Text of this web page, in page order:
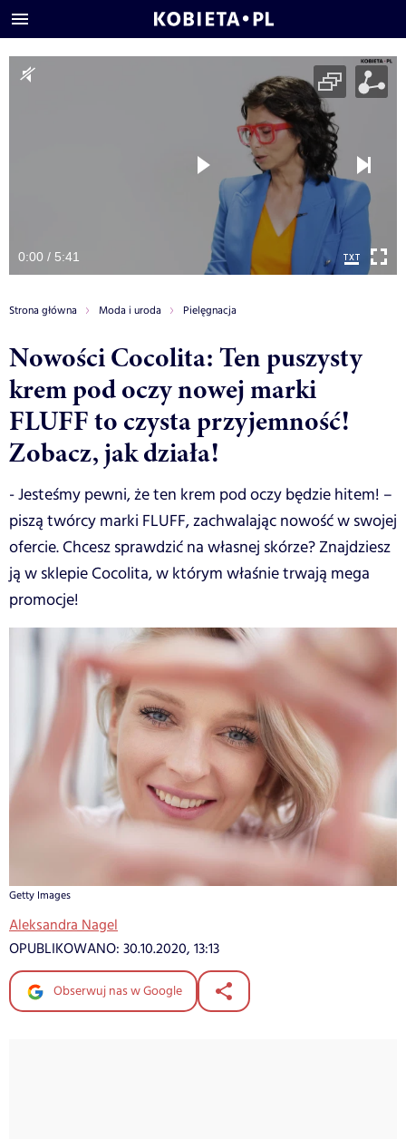
0:00 / 5:41
Strona główna Moda i uroda Pielęgnacja
Nowości Cocolita: Ten puszysty
krem pod oczy nowej marki
FLUFF to czysta przyjemność!
Zobacz, jak działa!
- Jesteśmy pewni, że ten krem pod oczy będzie hitem! –
piszą twórcy marki FLUFF, zachwalając nowość w swojej
ofercie. Chcesz sprawdzić na własnej skórze? Znajdziesz
ją w sklepie Cocolita, w którym właśnie trwają mega
promocje!
Getty Images
Aleksandra Nagel
OPUBLIKOWANO: 30.10.2020, 13:13
Obserwuj nas w Google